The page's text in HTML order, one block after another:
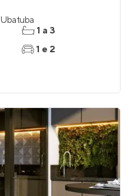
Ubatuba
1 a 3
1 e 2